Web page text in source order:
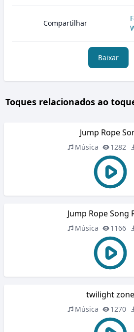
Compartilhar
Baixar
Toques relacionados ao
Jump Rope
Música 1282
Jump Rope Song
Música 1166
twilight zone
Música 1270